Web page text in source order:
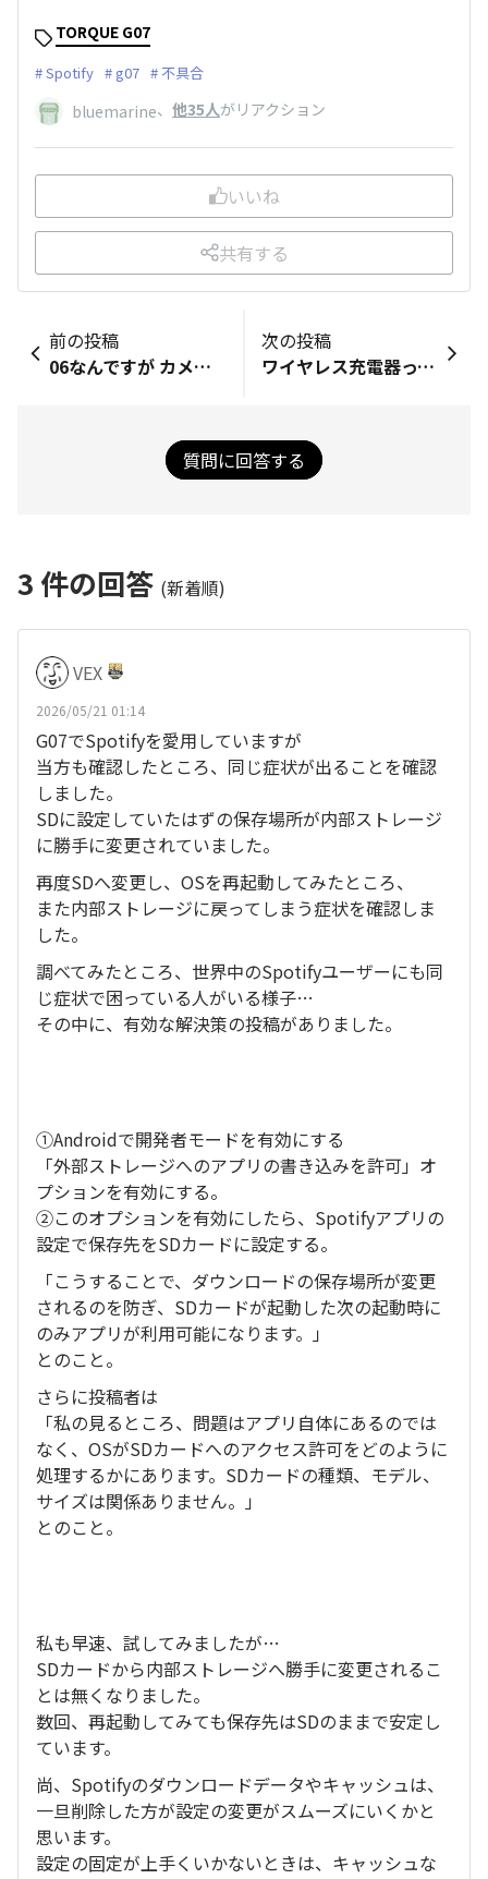
TORQUE G07
Spotify g07 不具合
bluemarine、 他35人がリアクション
いいね
共有する
前の投稿
06なんですが カメラの件で質問
次の投稿
ワイヤレス充電器って…
質問に回答する
3 件の回答 (新着順)
VEX
2026/05/21 01:14
G07でSpotifyを愛用していますが
当方も確認したところ、同じ症状が出ることを確認
しました。
SDに設定していたはずの保存場所が内部ストレージ
に勝手に変更されていました。
再度SDへ変更し、OSを再起動してみたところ、
また内部ストレージに戻ってしまう症状を確認しま
した。
調べてみたところ、世界中のSpotifyユーザーにも同
じ症状で困っている人がいる様子…
その中に、有効な解決策の投稿がありました。
①Androidで開発者モードを有効にする
「外部ストレージへのアプリの書き込みを許可」オ
プションを有効にする。
②このオプションを有効にしたら、Spotifyアプリの
設定で保存先をSDカードに設定する。
「こうすることで、ダウンロードの保存場所が変更
されるのを防ぎ、SDカードが起動した次の起動時に
のみアプリが利用可能になります。」
とのこと。
さらに投稿者は
「私の見るところ、問題はアプリ自体にあるのでは
なく、OSがSDカードへのアクセス許可をどのように
処理するかにあります。SDカードの種類、モデル、
サイズは関係ありません。」
とのこと。
私も早速、試してみましたが…
SDカードから内部ストレージへ勝手に変更されるこ
とは無くなりました。
数回、再起動してみても保存先はSDのままで安定し
ています。
尚、Spotifyのダウンロードデータやキャッシュは、
一旦削除した方が設定の変更がスムーズにいくかと
思います。
設定の固定が上手くいかないときは、キャッシュな